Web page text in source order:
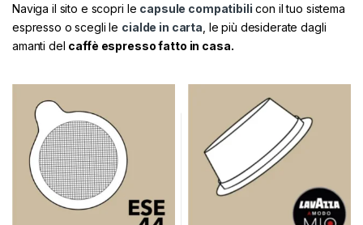
Naviga il sito e scopri le capsule compatibili con il tuo sistema
espresso o scegli le cialde in carta , le più desiderate dagli
amanti del caffè espresso fatto in casa.